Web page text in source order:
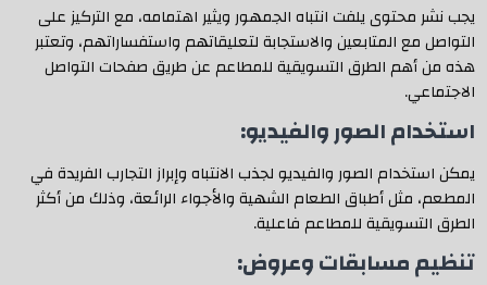
يجب نشر محتوى يلفت انتباه الجمهور ويثير اهتمامه، مع التركيز على
التواصل مع المتابعين والاستجابة لتعليقاتهم واستفساراتهم، وتعتبر
هذه من أهم الطرق التسويقية للمطاعم عن طريق صفحات التواصل
الاجتماعي.
استخدام الصور والفيديو:
يمكن استخدام الصور والفيديو لجذب الانتباه وإبراز التجارب الفريدة في
المطعم، مثل أطباق الطعام الشهية والأجواء الرائعة، وذلك من أكثر
الطرق التسويقية للمطاعم فاعلية.
تنظيم مسابقات وعروض: